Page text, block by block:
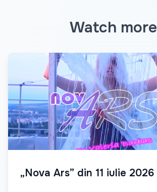
Watch more
„Nova Ars” din 11 iulie 2026